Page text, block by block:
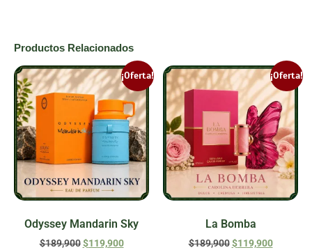
Productos Relacionados
¡Oferta!
Odyssey Mandarin Sky
$189,900 $119,900
¡Oferta!
La Bomba
$189,900 $119,900